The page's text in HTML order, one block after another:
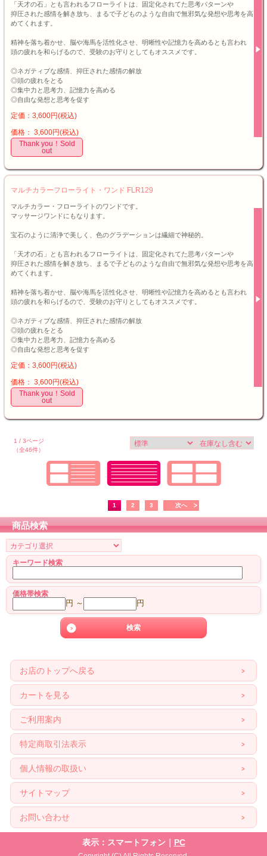
「天才の石」とも言われるフローライトは、固定化されてた思考パターンや
抑圧された感情を解き放ち、まるで子どものような自由で無邪気な発想や思考を高
めてくれます。
精神を落ち着かせ、脳や海馬を活性化させ、明晰性や記憶力を高めるとも言われ
頭の疲れを和らげるので、受験のお守りとしてもオススメです。
◎ネガティブな感情、抑圧された感情の解放
◎頭の疲れをとる
◎集中力と思考力、記憶力を高める
◎自由な発想と思考を促す
定価：3,600円(税込)
価格： 3,600円(税込)
Thank you！Sold
out
マルチカラーフローライト・ワンド FLR129
マルチカラー・フローライトのワンドです。
マッサージワンドにもなります。
宝石のように清浄で美しく、色のグラデーションは繊細で神秘的。
「天才の石」とも言われるフローライトは、固定化されてた思考パターンや
抑圧された感情を解き放ち、まるで子どものような自由で無邪気な発想や思考を高
めてくれます。
精神を落ち着かせ、脳や海馬を活性化させ、明晰性や記憶力を高めるとも言われ
頭の疲れを和らげるので、受験のお守りとしてもオススメです。
◎ネガティブな感情、抑圧された感情の解放
◎頭の疲れをとる
◎集中力と思考力、記憶力を高める
◎自由な発想と思考を促す
定価：3,600円(税込)
価格： 3,600円(税込)
Thank you！Sold
out
1 / 3ページ
（全46件）
1 2 3 次へ
商品検索
キーワード検索
価格帯検索
円 ～ 円
お店のトップへ戻る
カートを見る
ご利用案内
特定商取引法表示
個人情報の取扱い
サイトマップ
お問い合わせ
表示：スマートフォン｜ PC